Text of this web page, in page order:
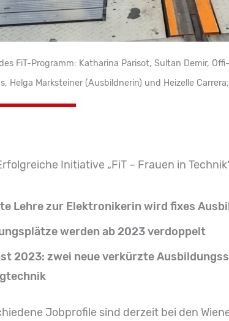
FiT-Programm: Katharina Parisot, Sultan Demir,
Helga Marksteiner (Ausbildnerin) und Heizelle
Initiative „FiT – Frauen in
Lehre zur Elektronikerin wird fixes
werden ab 2023 verdoppelt
2023: zwei neue verkürzte
Jobprofile sind derzeit bei den